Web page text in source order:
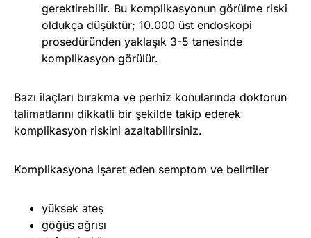
gerektirebilir. Bu komplikasyonun görülme riski
oldukça düşüktür; 10.000 üst endoskopi
prosedüründen yaklaşık 3-5 tanesinde
komplikasyon görülür.
Bazı ilaçları bırakma ve perhiz konularında doktorun
talimatlarını dikkatli bir şekilde takip ederek
komplikasyon riskini azaltabilirsiniz.
Komplikasyona işaret eden semptom ve belirtiler
yüksek ateş
göğüs ağrısı